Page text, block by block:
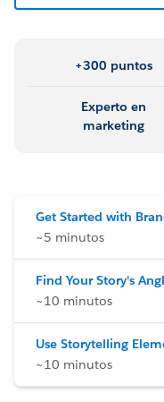
+300 puntos
Experto en
marketing
Get Started with
~5 minutos
Find Your Story's
~10 minutos
Use Storytelling
~10 minutos